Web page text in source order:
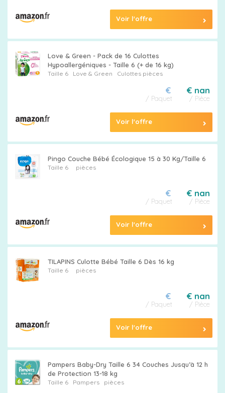
Voir l'offre
Love & Green - Pack de 16 Culottes
Hypoallergéniques - Taille 6 (+ de 16 kg)
Taille 6 Love & Green Culottes pièces
€ nan
/ Pièce
€
/ Paquet
Voir l'offre
Pingo Couche Bébé Écologique 15 à 30 Kg/Taille 6
Taille 6pièces
€ nan
/ Pièce
€
/ Paquet
Voir l'offre
TILAPINS Culotte Bébé Taille 6 Dès 16 kg
Taille 6pièces
€ nan
/ Pièce
€
/ Paquet
Voir l'offre
Pampers Baby-Dry Taille 6 34 Couches Jusqu’à 12 h
de Protection 13-18 kg
Taille 6 Pamperspièces